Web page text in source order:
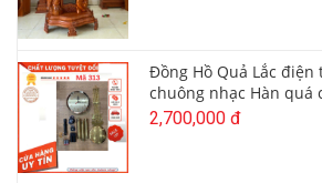
Đồng Hồ Quả Lắc điện
chuông nhạc Hàn quá
2,700,000 đ